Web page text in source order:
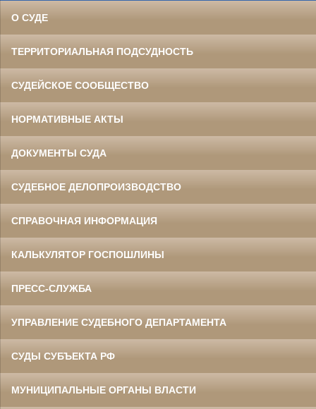
О СУДЕ
ТЕРРИТОРИАЛЬНАЯ ПОДСУДНОСТЬ
СУДЕЙСКОЕ СООБЩЕСТВО
НОРМАТИВНЫЕ АКТЫ
ДОКУМЕНТЫ СУДА
СУДЕБНОЕ ДЕЛОПРОИЗВОДСТВО
СПРАВОЧНАЯ ИНФОРМАЦИЯ
КАЛЬКУЛЯТОР ГОСПОШЛИНЫ
ПРЕСС-СЛУЖБА
УПРАВЛЕНИЕ СУДЕБНОГО ДЕПАРТАМЕНТА
СУДЫ СУБЪЕКТА РФ
МУНИЦИПАЛЬНЫЕ ОРГАНЫ ВЛАСТИ